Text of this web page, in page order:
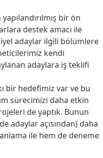
bir ön
destek amacı ile
adaylar ilgili bölümlere
kendi
adaylara iş teklifi
bir hedefimiz var ve bu
sürecimizi daha etkin
de yaptık. Bunun
adaylar açısından) daha
ile hem de deneme